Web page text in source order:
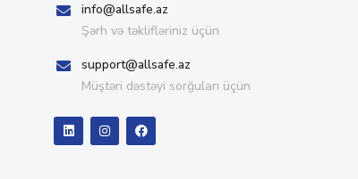
info@allsafe.az
Şərh və təklifləriniz üçün
support@allsafe.az
Müştəri dəstəyi sorğuları üçün